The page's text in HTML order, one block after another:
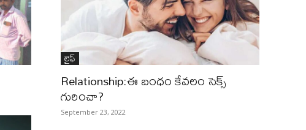
లైఫ్‌
Relationship:ఈ బంధం కేవలం సెక్స్
గురించా?
September 23, 2022